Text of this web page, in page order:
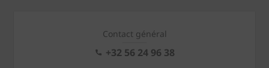
Contact général
+32 56 24 96 38